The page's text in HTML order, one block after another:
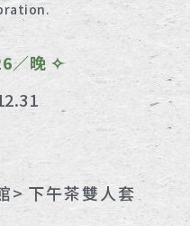
／晚 ✧
> 下午茶雙人套